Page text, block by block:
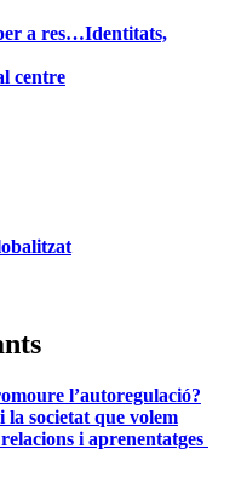
a res…Identitats,
centre
l’autoregulació?
la societat que volem
i aprenentatges